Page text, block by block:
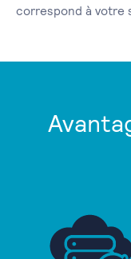
correspond à votre